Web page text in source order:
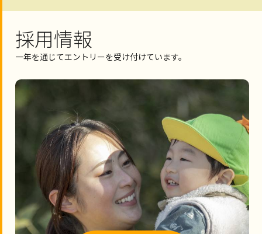
採用情報
一年を通じてエントリーを受け付けています。